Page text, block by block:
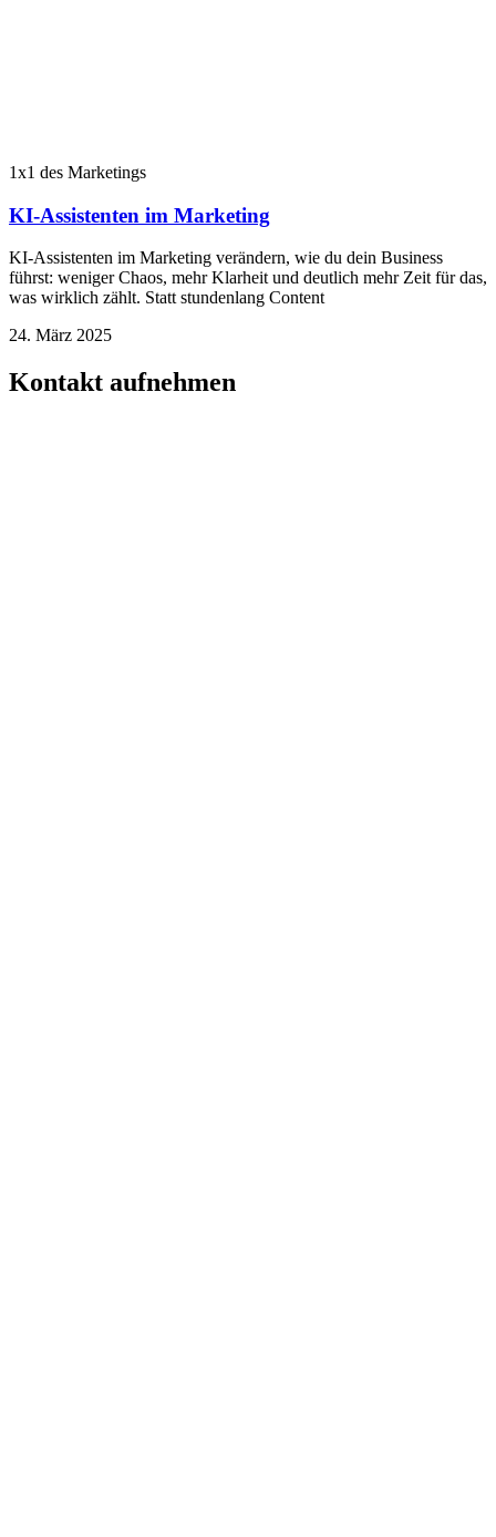
1x1 des Marketings
KI-Assistenten im Marketing
KI-Assistenten im Marketing verändern, wie du dein Business
führst: weniger Chaos, mehr Klarheit und deutlich mehr Zeit für das,
was wirklich zählt. Statt stundenlang Content
24. März 2025
Kontakt aufnehmen